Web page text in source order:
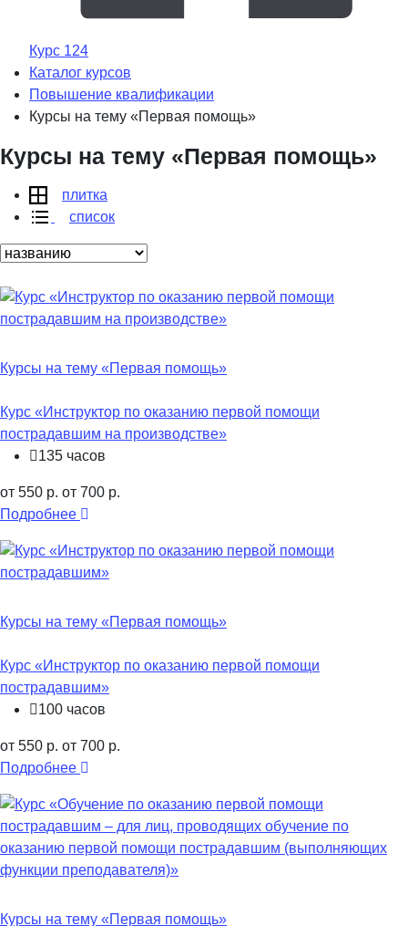
Курс 124
Каталог курсов
Повышение квалификации
Курсы на тему «Первая помощь»
Курсы на тему «Первая помощь»
плитка
список
Курсы на тему «Первая помощь»
Курс «Инструктор по оказанию первой помощи
пострадавшим на производстве»
135 часов
от 550 р. от 700 р.
Подробнее
Курсы на тему «Первая помощь»
Курс «Инструктор по оказанию первой помощи
пострадавшим»
100 часов
от 550 р. от 700 р.
Подробнее
Курсы на тему «Первая помощь»